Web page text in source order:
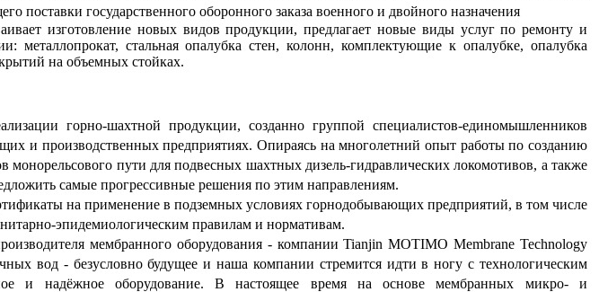
поставки государственного оборонного заказа военного и двойного назначения
изготовление новых видов продукции, предлагает новые виды услуг по ремонту и
стальная опалубка стен, колонн, комплектующие к опалубке, опалубка
на объемных стойках.
горно-шахтной продукции, созданно группой специалистов-единомышленников
и производственных предприятиях. Опираясь на многолетний опыт работы по созданию
монорельсового пути для подвесных шахтных дизель-гидравлических локомотивов, а также
самые прогрессивные решения по этим направлениям.
на применение в подземных условиях горнодобывающих предприятий, в том числе
эпидемиологическим правилам и нормативам.
мембранного оборудования - компании Tianjin MOTIMO Membrane Technology
вод - безусловно будущее и наша компании стремится идти в ногу с технологическим
и надёжное оборудование. В настоящее время на основе мембранных микро- и